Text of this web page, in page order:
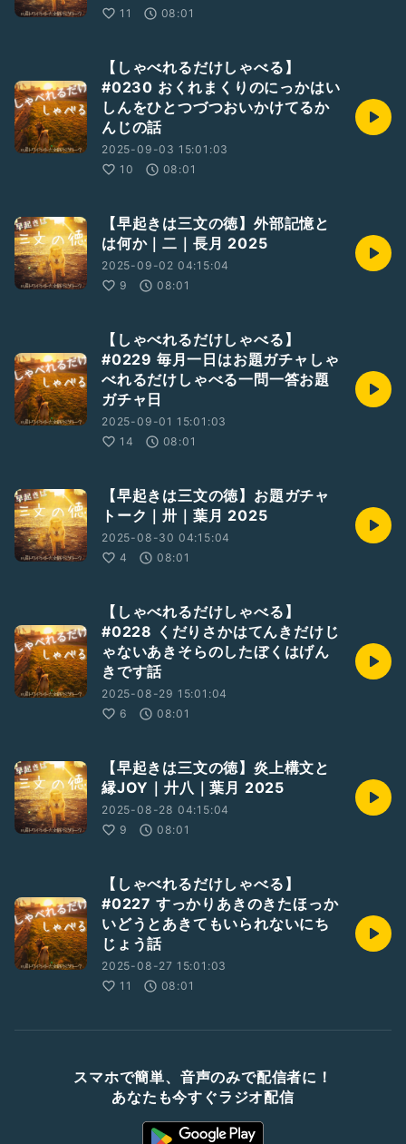
11
08:01
【しゃべれるだけしゃべる】
#0230 おくれまくりのにっかはい
しんをひとつづつおいかけてるか
んじの話
2025-09-03 15:01:03
10
08:01
【早起きは三文の徳】外部記憶と
は何か｜二｜長月 2025
2025-09-02 04:15:04
9
08:01
【しゃべれるだけしゃべる】
#0229 毎月一日はお題ガチャしゃ
べれるだけしゃべる一問一答お題
ガチャ日
2025-09-01 15:01:03
14
08:01
【早起きは三文の徳】お題ガチャ
トーク｜卅｜葉月 2025
2025-08-30 04:15:04
4
08:01
【しゃべれるだけしゃべる】
#0228 くだりさかはてんきだけじ
ゃないあきそらのしたぼくはげん
きです話
2025-08-29 15:01:04
6
08:01
【早起きは三文の徳】炎上構文と
縁JOY｜廾八｜葉月 2025
2025-08-28 04:15:04
9
08:01
【しゃべれるだけしゃべる】
#0227 すっかりあきのきたほっか
いどうとあきてもいられないにち
じょう話
2025-08-27 15:01:03
11
08:01
スマホで簡単、音声のみで配信者に！
あなたも今すぐラジオ配信